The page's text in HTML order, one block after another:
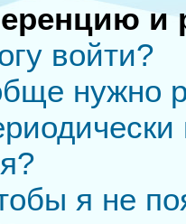
и
войти?
нужно
я не